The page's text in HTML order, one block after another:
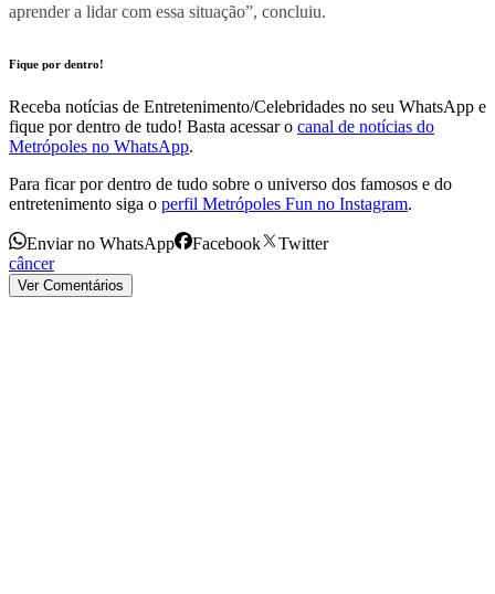
aprender a lidar com essa situação”, concluiu.
Fique por dentro!
Receba notícias de Entretenimento/Celebridades no seu WhatsApp e
fique por dentro de tudo! Basta acessar o canal de notícias do
Metrópoles no WhatsApp.
Para ficar por dentro de tudo sobre o universo dos famosos e do
entretenimento siga o perfil Metrópoles Fun no Instagram.
Enviar no WhatsApp Facebook
Twitter
câncer
Ver Comentários